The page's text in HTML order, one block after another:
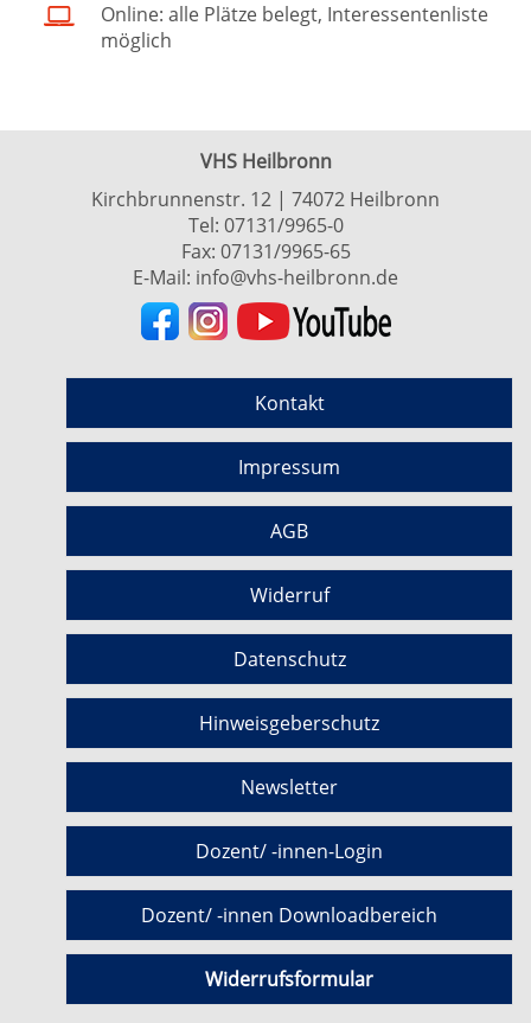
Online: alle Plätze belegt, Interessentenliste
möglich
VHS Heilbronn
Kirchbrunnenstr. 12 | 74072 Heilbronn
Tel: 07131/9965-0
Fax: 07131/9965-65
E-Mail: info@vhs-heilbronn.de
Kontakt
Impressum
AGB
Widerruf
Datenschutz
Hinweisgeberschutz
Newsletter
Dozent/ -innen-Login
Dozent/ -innen Downloadbereich
Widerrufsformular